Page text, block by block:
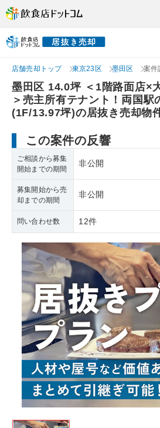
店舗売却トップ 東京23区 墨田区 案件
墨田区 14.0坪 ＜1階路面店×
＞売主所有テナント！両国駅
(1F/13.97坪)の居抜き売却物
この案件の反響
ご相談から募集
開始までの期間
非公開
募集開始から売
却までの期間
非公開
問い合わせ数 12件